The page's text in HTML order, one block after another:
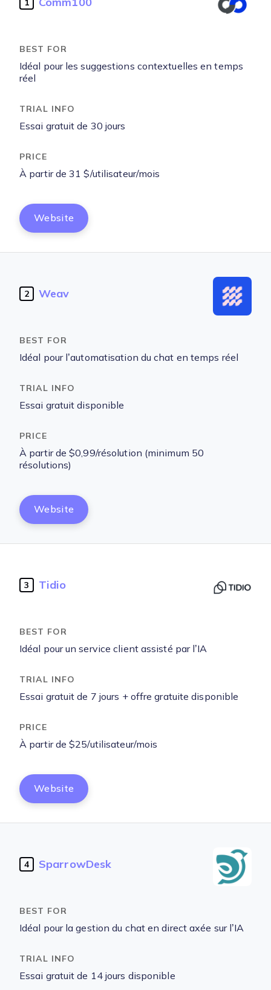
1
Idéal pour les suggestions contextuelles en temps
réel
Essai gratuit de 30 jours
À partir de 31 $/utilisateur/mois
Website
2 Weav
Idéal pour l’automatisation du chat en temps réel
Essai gratuit disponible
À partir de $0,99/résolution (minimum 50
résolutions)
Website
3 Tidio
Idéal pour un service client assisté par l’IA
Essai gratuit de 7 jours + offre gratuite disponible
À partir de $25/utilisateur/mois
Website
4 SparrowDesk
Idéal pour la gestion du chat en direct axée sur l’IA
Essai gratuit de 14 jours disponible